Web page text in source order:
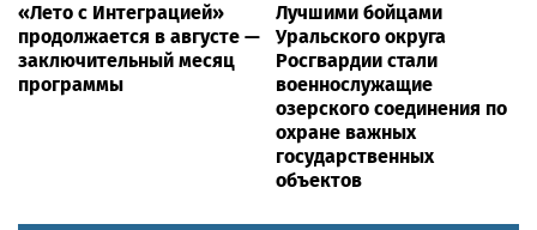
«Лето с Интеграцией»
продолжается в августе —
заключительный месяц
программы
Лучшими бойцами
Уральского округа
Росгвардии стали
военнослужащие
озерского соединения по
охране важных
государственных
объектов